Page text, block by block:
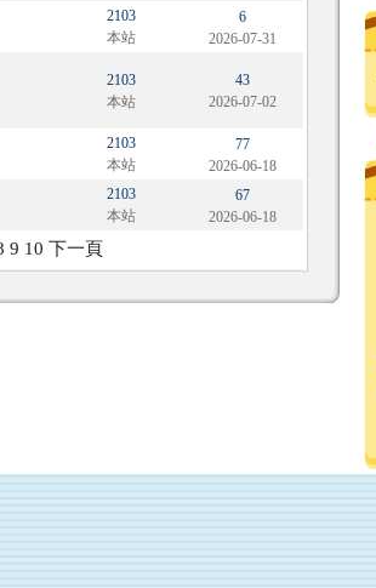
2103
本站
6
2026-07-31
2103
本站
43
2026-07-02
2103
本站
77
2026-06-18
2103
本站
67
2026-06-18
9 10 下一頁